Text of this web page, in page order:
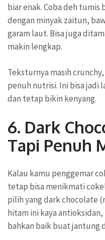
biar enak. Coba deh
dengan minyak zaitun,
garam laut. Bisa juga
makin lengkap.
Teksturnya masih
penuh nutrisi. Ini bisa jadi
dan tetap bikin kenyang.
6. Dark
Tapi Penuh
Kalau kamu penggemar
tetap bisa menikmati
pilih yang dark chocolate
hitam ini kaya
bahkan baik buat jantung